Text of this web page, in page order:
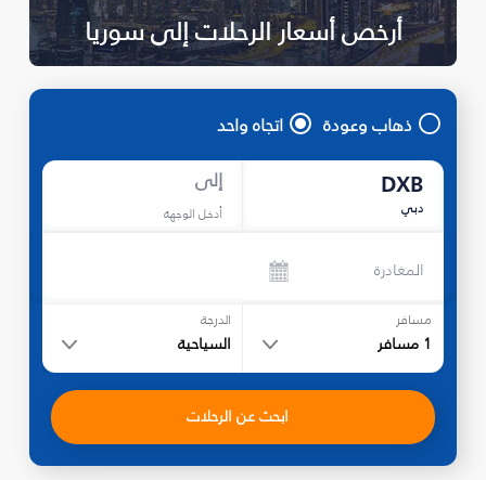
أرخص أسعار الرحلات إلى سوريا
ذهاب وعودة اتجاه واحد
DXB
دبي
إلى
أدخل الوجهة
المغادرة
مسافر
1 مسافر
الدرجة
السياحية
ابحث عن الرحلات